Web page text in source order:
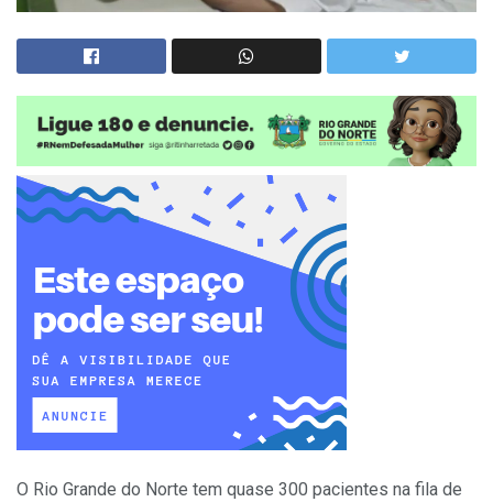
O Rio Grande do Norte tem quase 300 pacientes na fila de